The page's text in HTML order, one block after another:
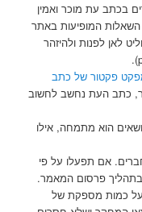
בכתב עת מוכר ואמין
המופיעות באתר
לאן לפנות ולהיזהר
פקטור של כתב
כתב העת נחשב לחשוב
הוא מתמחה, אילו
אם תפעלו על פי
בתהליך פרסום המאמר.
על כמות מספקת של